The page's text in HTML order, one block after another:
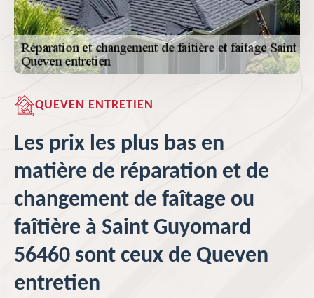
QUEVEN ENTRETIEN
Les prix les plus bas en
matière de réparation et de
changement de faîtage ou
faîtière à Saint Guyomard
56460 sont ceux de Queven
entretien